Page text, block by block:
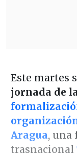
Este martes
jornada de
Aragua, una
trasnacional